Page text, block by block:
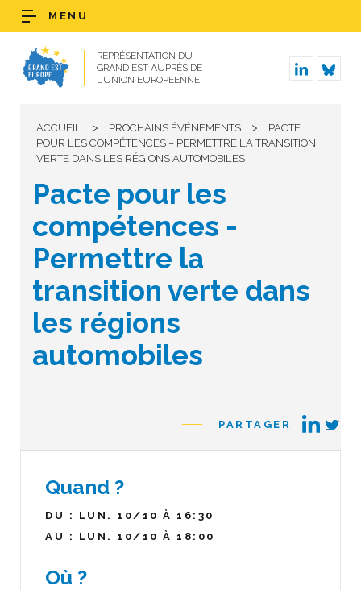
REPRÉSENTATION DU
GRAND EST AUPRÈS DE
L’UNION EUROPÉENNE
MENU
ACCUEIL > PROCHAINS ÉVÉNEMENTS >
PACTE
POUR LES COMPÉTENCES – PERMETTRE LA TRANSITION
VERTE DANS LES RÉGIONS AUTOMOBILES
Pacte pour les
compétences -
Permettre la
transition verte dans
les régions
automobiles
PARTAGER
Quand ?
DU : LUN. 10/10 À 16:30
AU : LUN. 10/10 À 18:00
Où ?